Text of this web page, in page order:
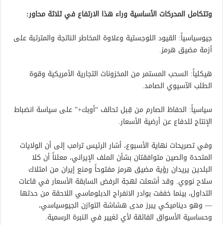
وتتكامل المحركات الأساسية وراء هذا الارتفاع في ثلاثة محاور:
جيوسياسياً: القيود اللوجستية وعلاوة المخاطر الناتجة والمترتبة على
أزمة مضيق هرمز.
هيكلياً: السحب المستمر من المخزونات التجارية الأمريكية وقوة
الطلب الآسيوي الصامد.
سياسياً: الحفاظ الصارم من قِبل تحالف “أوبك+” على سياسة انضباط
الإنتاج للدفاع عن أرضية الأسعار.
وفي تصريحات نهاية الأسبوع، أشار الرئيس ترامب إلى أن الولايات
المتحدة والصين متوافقتان بشأن الملف الإيراني، معلناً أن كلا
البلدين يريدان رؤية مضيق هرمز مفتوحاً ومنع إيران من امتلاك
سلاح نووي. وقد أشعلت لهجة الرفض السابقة الأسعار في قاعات
التداول، بينما خففت بوادر الانفراج الدبلوماسي اللاحقة من حدتها
— وهو ديناميكي يبرز مدى هشاشة التوازن الجيوسياسي،
وحساسية الأسواق الفائقة لأي تغيير في النبرة الرسمية.